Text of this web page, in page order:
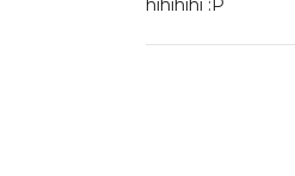
hihihihi :P